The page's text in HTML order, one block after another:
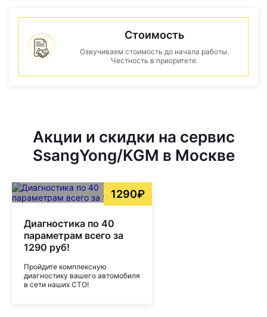
Стоимость
Озвучиваем стоимость до начала работы.
Честность в приоритете.
Акции и скидки на сервис
SsangYong/KGM в Москве
1290₽
Диагностика по 40
параметрам всего за
1290 руб!
Пройдите комплексную
диагностику вашего автомобиля
в сети наших СТО!